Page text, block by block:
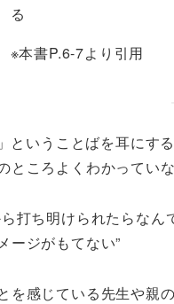
る
※本書P.6-7より引用
ということばを耳にす
ところよくわかってい
打ち明けられたらなん
ージがもてない”
を感じている先生や親